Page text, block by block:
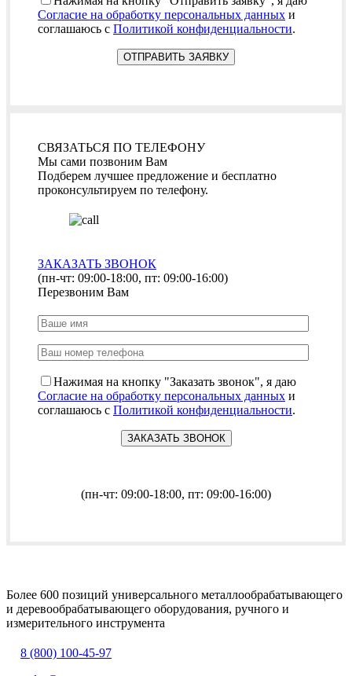
Согласие на обработку персональных данных и
соглашаюсь с Политикой конфиденциальности.
СВЯЗАТЬСЯ ПО ТЕЛЕФОНУ
Мы сами позвоним Вам
Подберем лучшее предложение и бесплатно
проконсультируем по телефону.
ЗАКАЗАТЬ ЗВОНОК
(пн-чт: 09:00-18:00, пт: 09:00-16:00)
Перезвоним Вам
Нажимая на кнопку "Заказать звонок", я даю
Согласие на обработку персональных данных и
соглашаюсь с Политикой конфиденциальности.
(пн-чт: 09:00-18:00, пт: 09:00-16:00)
Более 600 позиций универсального металлообрабатывающего
и деревообрабатывающего оборудования, ручного и
измерительного инструмента
8 (800) 100-45-97